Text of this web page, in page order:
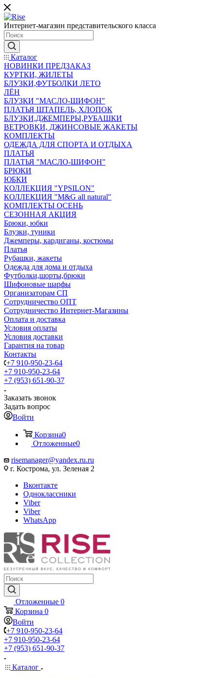
Интернет-магазин представительского класса
Каталог
НОВИНКИ ПРЕДЗАКАЗ
КУРТКИ, ЖИЛЕТЫ
БЛУЗКИ,ФУТБОЛКИ ЛЕТО
ЛЁН
БЛУЗКИ "МАСЛО-ШИФОН"
ПЛАТЬЯ ШТАПЕЛЬ, ХЛОПОК
БЛУЗКИ,ДЖЕМПЕРЫ,РУБАШКИ
ВЕТРОВКИ, ДЖИНСОВЫЕ ЖАКЕТЫ
КОМПЛЕКТЫ
ОДЕЖДА ДЛЯ СПОРТА И ОТДЫХА
ПЛАТЬЯ
ПЛАТЬЯ "МАСЛО-ШИФОН"
БРЮКИ
ЮБКИ
КОЛЛЕКЦИЯ "YPSILON"
КОЛЛЕКЦИЯ "M&G all natural"
КОМПЛЕКТЫ ОСЕНЬ
СЕЗОННАЯ АКЦИЯ
Брюки, юбки
Блузки, туники
Джемперы, кардиганы, костюмы
Платья
Рубашки, жакеты
Одежда для дома и отдыха
Футболки,шорты,брюки
Шифоновые шарфы
Организаторам СП
Сотрудничество ОПТ
Сотрудничество Интернет-Магазины
Оплата и доставка
Условия оплаты
Условия доставки
Гарантия на товар
Контакты
+7 910-950-23-64
+7 910-950-23-64
+7 (953) 651-90-37
Заказать звонок
Задать вопрос
Войти
Корзина0
Отложенные0
risemanager@yandex.ru.ru
г. Кострома, ул. Зеленая 2
Вконтакте
Одноклассники
Viber
Viber
WhatsApp
Отложенные 0
Корзина 0
Войти
+7 910-950-23-64
+7 910-950-23-64
+7 (953) 651-90-37
Каталог